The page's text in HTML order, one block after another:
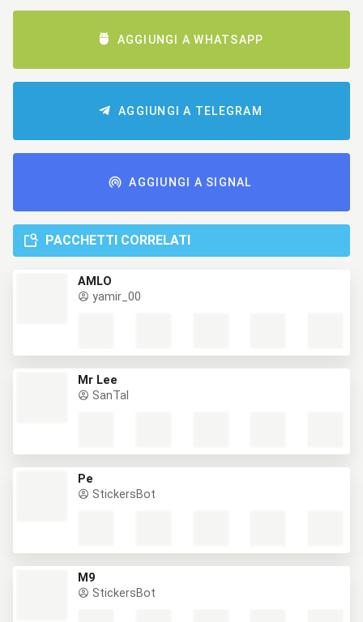
AGGIUNGI A WHATSAPP
AGGIUNGI A TELEGRAM
AGGIUNGI A SIGNAL
PACCHETTI CORRELATI
AMLO
yamir_00
Mr Lee
SanTal
Pe
StickersBot
M9
StickersBot